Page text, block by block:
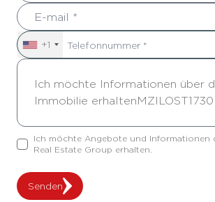
+1
Ich möchte Angebote und Informationen
Real Estate Group erhalten.
Senden